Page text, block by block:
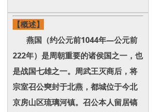
【概述】
燕国（约公元前1044年—公元前
222年）是周朝重要的诸侯国之一，也
是战国七雄之一。周武王灭商后，将
宗室召公奭封于北燕，都城位于今北
京房山区琉璃河镇。召公本人留居镐